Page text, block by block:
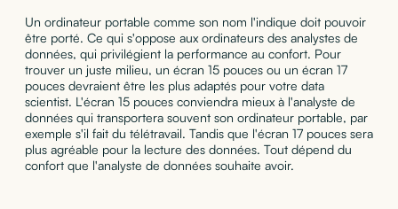
Un ordinateur portable comme son nom l'indique doit pouvoir
être porté. Ce qui s'oppose aux ordinateurs des analystes de
données, qui privilégient la performance au confort. Pour
trouver un juste milieu, un écran 15 pouces ou un écran 17
pouces devraient être les plus adaptés pour votre data
scientist. L'écran 15 pouces conviendra mieux à l'analyste de
données qui transportera souvent son ordinateur portable, par
exemple s'il fait du télétravail. Tandis que l'écran 17 pouces sera
plus agréable pour la lecture des données. Tout dépend du
confort que l'analyste de données souhaite avoir.